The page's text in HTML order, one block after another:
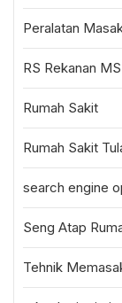
Peralatan
RS Rekanan
Rumah Sakit
Rumah Sakit
search engine
Seng Atap
Tehnik